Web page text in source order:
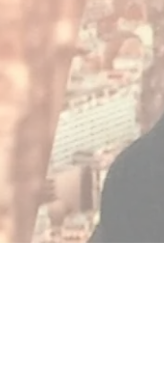
votre email, vous
newsletter par courrier